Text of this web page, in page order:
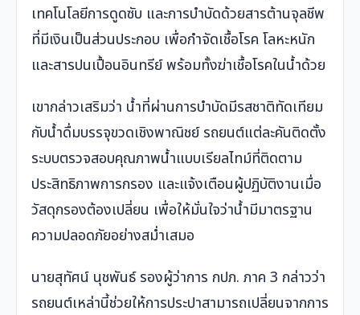
เทคโนโลยีการดูดซับ และการบำบัดด้วยสารต้านจุลชีพ
ที่มีเงินเป็นส่วนประกอบ เพื่อกำจัดเชื้อโรค โลหะหนัก
และสารปนเปื้อนอินทรีย์ พร้อมทั้งฆ่าเชื้อโรคในน้ำด้วย
เขากล่าวเสริมว่า น้ำที่ผ่านการบำบัดมีรสชาติทัดเทียม
กับน้ำดื่มบรรจุขวดเชิงพาณิชย์ รถยนต์แต่ละคันติดตั้ง
ระบบตรวจสอบคุณภาพน้ำแบบเรียลไทม์ที่ติดตาม
ประสิทธิภาพการกรอง และแจ้งเตือนผู้ปฏิบัติงานเมื่อ
วัสดุกรองต้องเปลี่ยน เพื่อให้มั่นใจว่าน้ำมีมาตรฐาน
ความปลอดภัยอย่างสม่ำเสมอ
นายสุทัศน์ นุชพันธ์ รองผู้ว่าการ กปภ. ภาค 3 กล่าวว่า
รถยนต์เหล่านี้ช่วยให้การประปาสามารถเปลี่ยนจากการ